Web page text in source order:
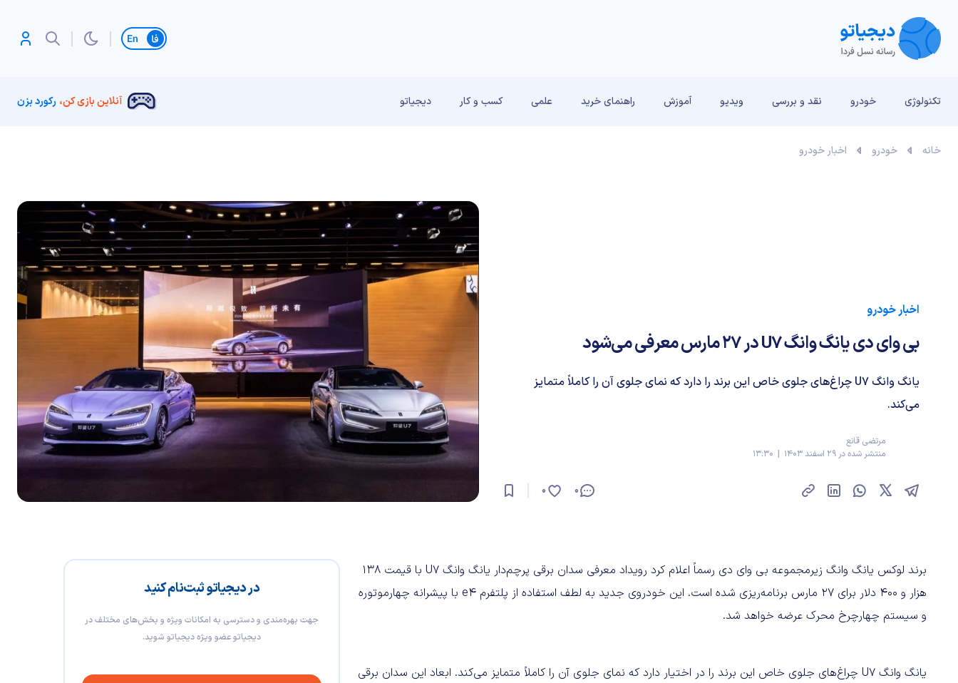
تغییر زبان
تکنولوژی خودرو نقد و بررسی‌ ویدیو آموزش راهنمای خرید علمی کسب و کار دیجیاتو آنلاین بازی کن، رکورد بزن
خانه خودرو اخبار خودرو
اخبار خودرو
بی وای دی یانگ وانگ U7 در ۲۷ مارس معرفی می‌شود
یانگ وانگ U7 چراغ‌های جلوی خاص این برند را دارد که نمای جلوی آن را کاملاً متمایز
می‌کند.
مرتضی قانع
منتشر شده در 29 اسفند 1403 | 13:30
0
0
در دیجیاتو ثبت‌نام کنید
جهت بهره‌مندی و دسترسی به امکانات ویژه و بخش‌های مختلف در
دیجیاتو عضو ویژه دیجیاتو شوید.
برند لوکس یانگ وانگ زیرمجموعه بی وای دی رسماً اعلام کرد رویداد معرفی سدان برقی پرچم‌دار یانگ وانگ U7 با قیمت ۱۳۸
هزار و ۴۰۰ دلار برای ۲۷ مارس برنامه‌ریزی شده است. این خودروی جدید به لطف استفاده از پلتفرم e4 با پیشرانه چهارموتوره
و سیستم چهارچرخ محرک عرضه خواهد شد.
یانگ وانگ U7 چراغ‌های جلوی خاص این برند را در اختیار دارد که نمای جلوی آن را کاملاً متمایز می‌کند. ابعاد این سدان برقی